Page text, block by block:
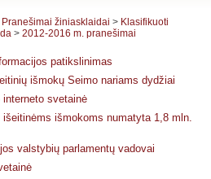
Pranešimai žiniasklaidai > Klasifikuoti
> 2012-2016 m. pranešimai
patikslinimas
išmokų Seimo nariams dydžiai
svetainė
išmokoms numatyta 1,8 mln.
valstybių parlamentų vadovai